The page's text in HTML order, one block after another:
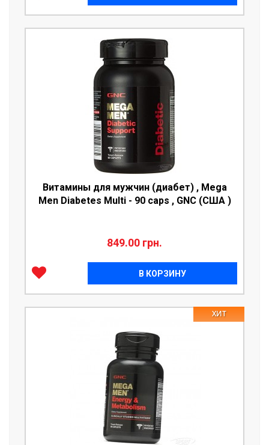
Витамины для мужчин (диабет) , Mega
Men Diabetes Multi - 90 caps , GNC (США )
849.00 грн.
В КОРЗИНУ
ХИТ